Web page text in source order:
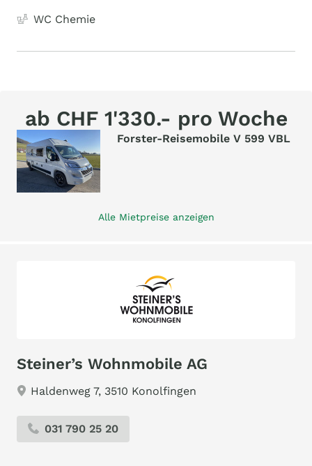
WC Chemie
ab CHF 1'330.- pro Woche
Forster-Reisemobile V 599 VBL
Alle Mietpreise anzeigen
Steiner’s Wohnmobile AG
Haldenweg 7, 3510 Konolfingen
031 790 25 20